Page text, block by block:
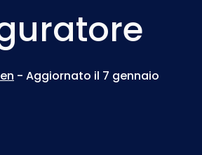
- Aggiornato il 7 gennaio